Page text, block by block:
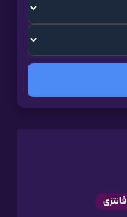
فانتزی